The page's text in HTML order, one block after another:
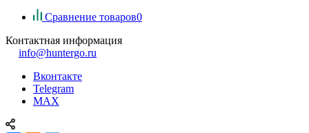
Сравнение товаров0
Контактная информация
info@huntergo.ru
Вконтакте
Telegram
MAX